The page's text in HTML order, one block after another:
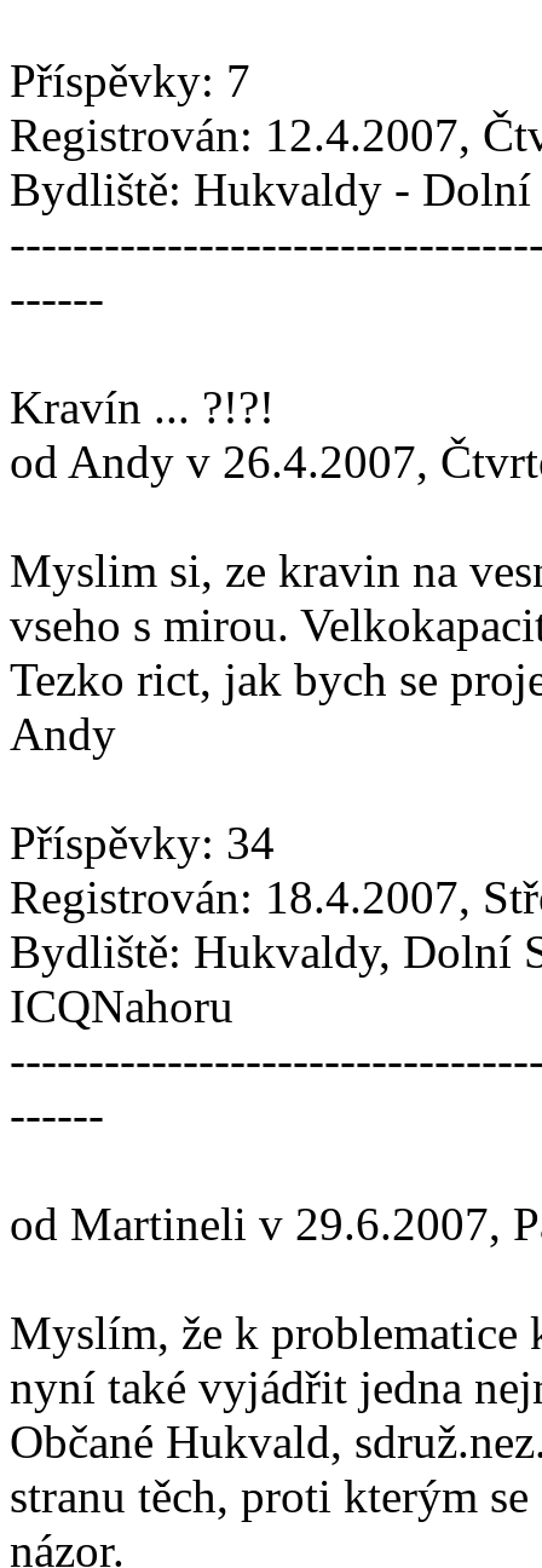
Příspěvky: 7
Registrován: 12.4.2007,
Bydliště: Hukvaldy - Dolní
------
Kravín ... ?!?!
od Andy v 26.4.2007,
Myslim si, ze kravin na
vseho s mirou.
Tezko rict, jak bych se
Andy
Příspěvky: 34
Registrován: 18.4.2007,
Bydliště: Hukvaldy, Dolní
ICQNahoru
------
od Martineli v 29.6.2007,
Myslím, že k problematice
nyní také vyjádřit jedna
Občané Hukvald,
stranu těch, proti kterým
názor.